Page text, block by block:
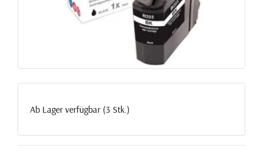
Ab Lager verfügbar (3 Stk.)